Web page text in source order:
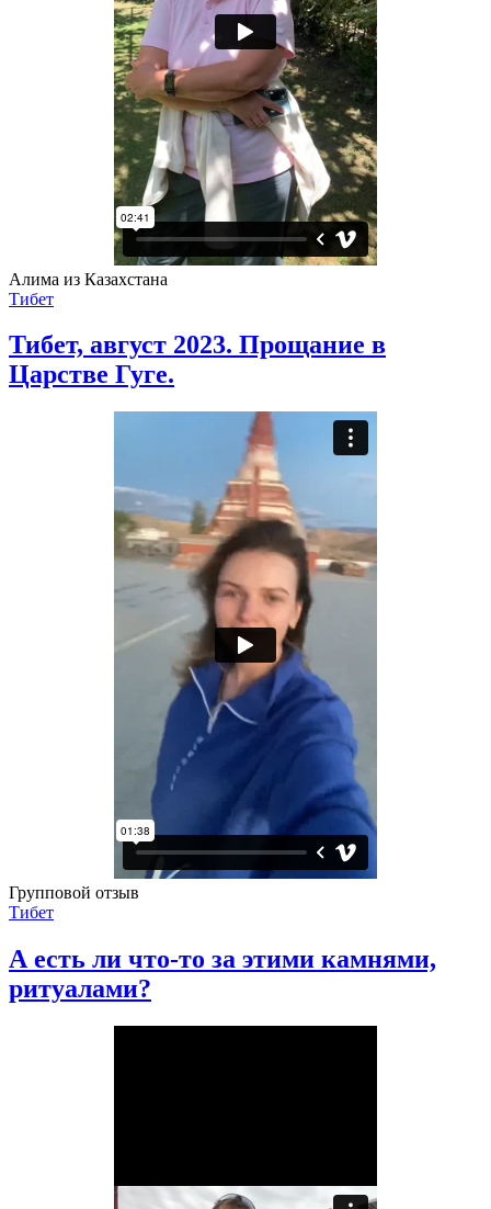
Алима из Казахстана
Тибет
Тибет, август 2023. Прощание в
Царстве Гуге.
Групповой отзыв
Тибет
А есть ли что-то за этими камнями,
ритуалами?